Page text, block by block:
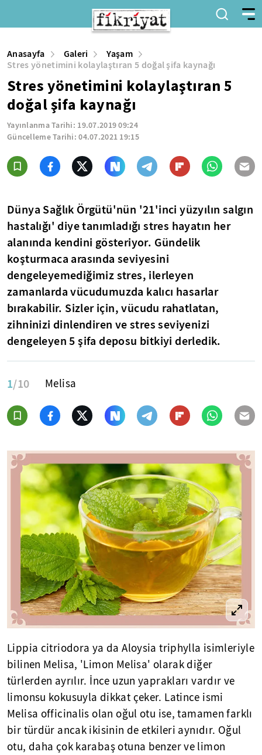
Anasayfa Galeri
Yaşam
Stres yönetimini kolaylaştıran 5 doğal şifa kaynağı
Stres yönetimini kolaylaştıran 5
doğal şifa kaynağı
Yayınlanma Tarihi: 19.07.2019 09:24
Güncelleme Tarihi:04.07.2021 19:15
Dünya Sağlık Örgütü'nün '21'inci yüzyılın salgın
hastalığı' diye tanımladığı stres hayatın her
alanında kendini gösteriyor. Gündelik
koşturmaca arasında seviyesini
dengeleyemediğimiz stres, ilerleyen
zamanlarda vücudumuzda kalıcı hasarlar
bırakabilir. Sizler için, vücudu rahatlatan,
zihninizi dinlendiren ve stres seviyenizi
dengeleyen 5 şifa deposu bitkiyi derledik.
1/10 Melisa
Lippia citriodora ya da Aloysia triphylla isimleriyle
bilinen Melisa, 'Limon Melisa' olarak diğer
türlerden ayrılır. İnce uzun yaprakları vardır ve
limonsu kokusuyla dikkat çeker. Latince ismi
Melisa officinalis olan oğul otu ise, tamamen farklı
bir türdür ancak ikisinin de etkileri aynıdır. Oğul
otu, daha çok karabaş otuna benzer ve limon